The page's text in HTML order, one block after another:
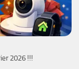
2026 !!!